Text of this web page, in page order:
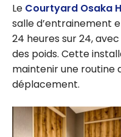
Le Courtyard Osaka
salle d’entrainement
24 heures sur 24,
des poids. Cette
maintenir une routine
déplacement.